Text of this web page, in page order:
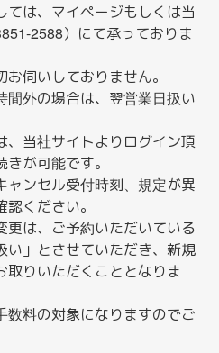
ては、マイページもしくは当
2588）にて承っておりま
伺いしておりません。
間外の場合は、翌営業日扱い
、当社サイトよりログイン頂
が可能です。
ャンセル受付時刻、規定が異
ください。
更は、ご予約いただいている
い」とさせていただき、新規
取りいただくこととなりま
数料の対象になりますのでご